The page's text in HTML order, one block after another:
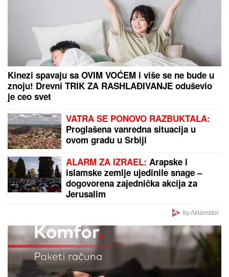
Svi su mislili da je PALA NA SESTRIĆA I UGUŠILA
GA, prozvali je "UBICOM OD POLA TONE", a onda
je otkrivena jeziva istina nakon koje je ona
SMRŠALA 400 KILOGRAMA
by Aklamator
PREPORUKA ZA VAS